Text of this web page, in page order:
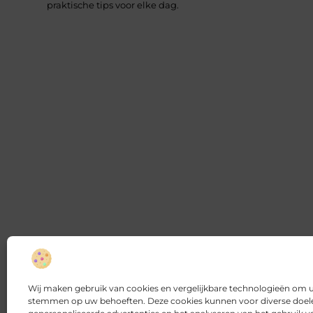
Wij maken gebruik van cookies en vergelijkbare technologieën om
stemmen op uw behoeften. Deze cookies kunnen voor diverse
praktische tips voor elke dag.